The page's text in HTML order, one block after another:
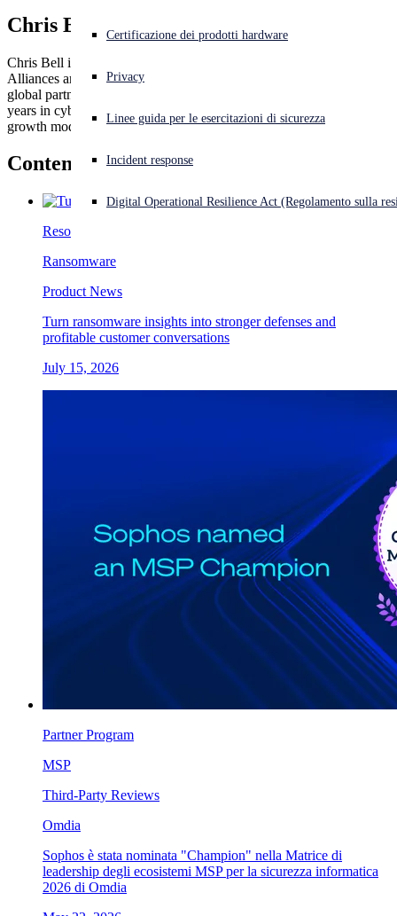
Cyberattacco in corso? Ottieni assistenza immediata
Open search
Italiano Open language switcher
Certificazione dei prodotti hardware
Privacy
Linee guida per le esercitazioni di sicurezza
Incident response
Digital Operational Resilience Act (Regolamento sulla
Chris Bell
Chris Bell is the Senior Vice President of Global Channels,
Alliances and Corporate Development at Sophos, where he leads
global partner ecosystem strategy and development. With over 20
years in cybersecurity, he is passionate about creating sustainable
growth models for channel partners in an evolving threat landscape.
Contenuto di Chris Bell
Resources
Ransomware
Product News
Turn ransomware insights into stronger defenses and
profitable customer conversations
July 15, 2026
Partner Program
MSP
Third-Party Reviews
Omdia
Sophos è stata nominata "Champion" nella Matrice di
leadership degli ecosistemi MSP per la sicurezza informatica
2026 di Omdia